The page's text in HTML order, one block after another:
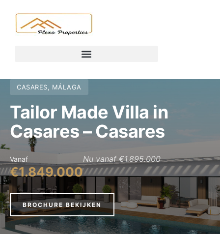
CASARES, MÁLAGA
Tailor Made Villa in
Casares – Casares
Vanaf
€1.849.000
Nu vanaf €1.895.000
BROCHURE BEKIJKEN